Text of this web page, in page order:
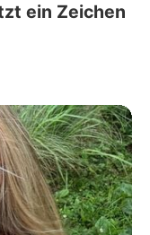
ein Zeichen